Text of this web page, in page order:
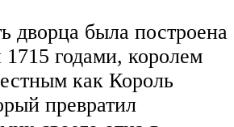
дворца была построена
годами, королем
как Король
превратил